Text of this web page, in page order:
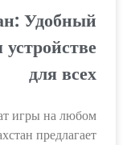
Удобный
для всех
игры на любом
предлагает...